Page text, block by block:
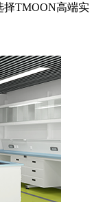
TMOON高端实